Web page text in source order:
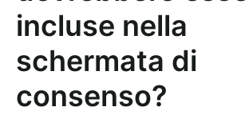
incluse nella
schermata di
consenso?